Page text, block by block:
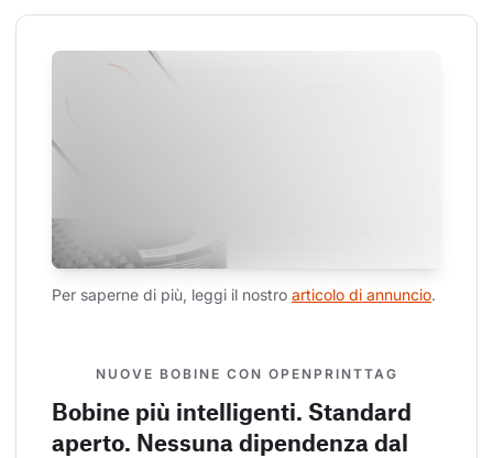
Per saperne di più, leggi il nostro articolo di annuncio.
NUOVE BOBINE CON OPENPRINTTAG
Bobine più intelligenti. Standard
aperto. Nessuna dipendenza dal